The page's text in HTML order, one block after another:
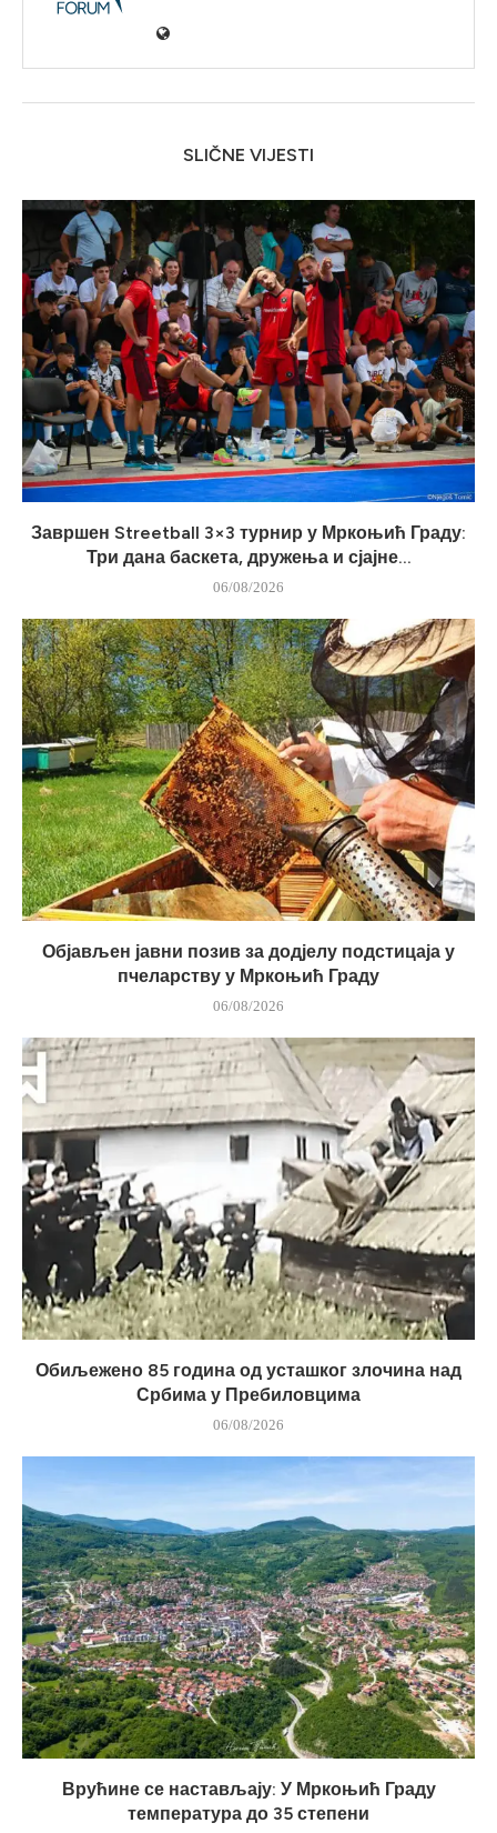
SLIČNE VIJESTI
Завршен Streetball 3×3 турнир у Мркоњић Граду:
Три дана баскета, дружења и сјајне...
06/08/2026
Објављен јавни позив за додјелу подстицаја у
пчеларству у Мркоњић Граду
06/08/2026
Обиљежено 85 година од усташког злочина над
Србима у Пребиловцима
06/08/2026
Врућине се настављају: У Мркоњић Граду
температура до 35 степени